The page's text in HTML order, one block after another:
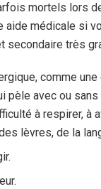
mortels lors
aide médicale si
secondaire très
comme
pèle avec ou
à respirer, à
lèvres, de la